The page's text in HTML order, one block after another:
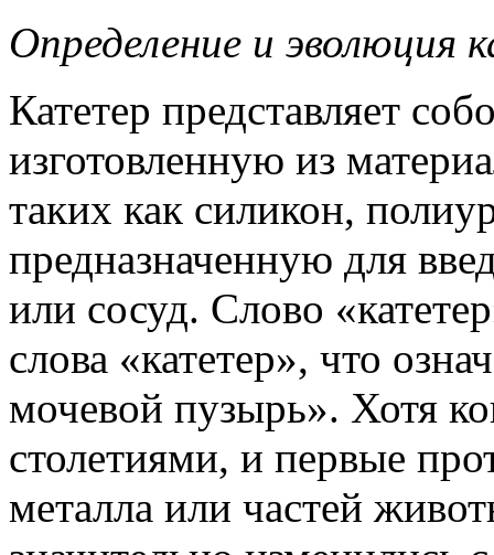
Определение и эволюция
Катетер представляет
изготовленную из
таких как силикон,
предназначенную для
или сосуд. Слово
слова «катетер», что
мочевой пузырь». Хотя
столетиями, и первые
металла или частей